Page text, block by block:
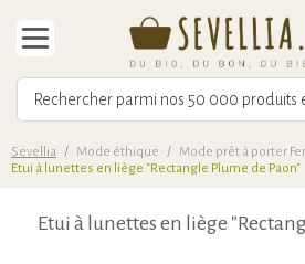
Sevellia / Mode éthique / Mode prêt à porter
Etui à lunettes en liège "Rectangle Plume de Paon"
Etui à lunettes en liège